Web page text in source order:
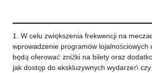
1. W celu zwiększenia frekwencji na
wprowadzenie programów lojalnościowych
będą oferować zniżki na bilety oraz
jak dostęp do ekskluzywnych wydarzeń